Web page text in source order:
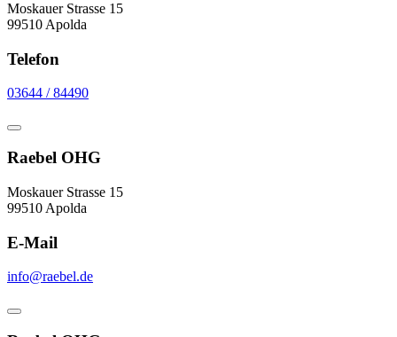
Moskauer Strasse 15
99510 Apolda
Telefon
03644 / 84490
Raebel OHG
Moskauer Strasse 15
99510 Apolda
E-Mail
info@raebel.de